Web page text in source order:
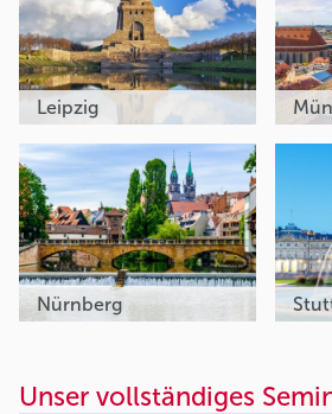
Unser vollständiges
Leipzig
Nürnberg